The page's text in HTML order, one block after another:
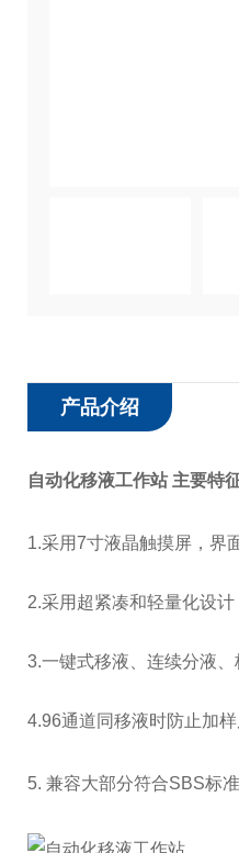
产品介绍
自动化移液工作站主要特
1.采用7寸液晶触摸屏，界
2.采用超紧凑和轻量化设
3.一键式移液、连续分液
4.96通道同移液时防止加
5. 兼容大部分符合SBS标